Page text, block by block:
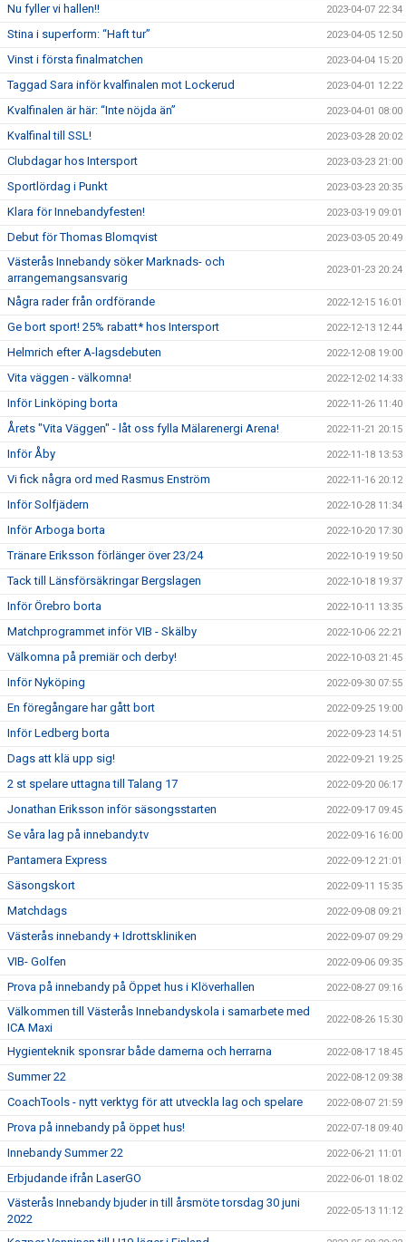
Nu fyller vi hallen!! 2023-04-07 22:34
Stina i superform: “Haft tur” 2023-04-05 12:50
Vinst i första finalmatchen 2023-04-04 15:20
Taggad Sara inför kvalfinalen mot Lockerud 2023-04-01 12:22
Kvalfinalen är här: “Inte nöjda än” 2023-04-01 08:00
Kvalfinal till SSL! 2023-03-28 20:02
Clubdagar hos Intersport 2023-03-23 21:00
Sportlördag i Punkt 2023-03-23 20:35
Klara för Innebandyfesten! 2023-03-19 09:01
Debut för Thomas Blomqvist 2023-03-05 20:49
Västerås Innebandy söker Marknads- och
arrangemangsansvarig
2023-01-23 20:24
Några rader från ordförande 2022-12-15 16:01
Ge bort sport! 25% rabatt* hos Intersport 2022-12-13 12:44
Helmrich efter A-lagsdebuten 2022-12-08 19:00
Vita väggen - välkomna! 2022-12-02 14:33
Inför Linköping borta 2022-11-26 11:40
Årets "Vita Väggen" - låt oss fylla Mälarenergi Arena! 2022-11-21 20:15
Inför Åby 2022-11-18 13:53
Vi fick några ord med Rasmus Enström 2022-11-16 20:12
Inför Solfjädern 2022-10-28 11:34
Inför Arboga borta 2022-10-20 17:30
Tränare Eriksson förlänger över 23/24 2022-10-19 19:50
Tack till Länsförsäkringar Bergslagen 2022-10-18 19:37
Inför Örebro borta 2022-10-11 13:35
Matchprogrammet inför VIB - Skälby 2022-10-06 22:21
Välkomna på premiär och derby! 2022-10-03 21:45
Inför Nyköping 2022-09-30 07:55
En föregångare har gått bort 2022-09-25 19:00
Inför Ledberg borta 2022-09-23 14:51
Dags att klä upp sig! 2022-09-21 19:25
2 st spelare uttagna till Talang 17 2022-09-20 06:17
Jonathan Eriksson inför säsongsstarten 2022-09-17 09:45
Se våra lag på innebandy.tv 2022-09-16 16:00
Pantamera Express 2022-09-12 21:01
Säsongskort 2022-09-11 15:35
Matchdags 2022-09-08 09:21
Västerås innebandy + Idrottskliniken 2022-09-07 09:29
VIB- Golfen 2022-09-06 09:35
Prova på innebandy på Öppet hus i Klöverhallen 2022-08-27 09:16
Välkommen till Västerås Innebandyskola i samarbete med
ICA Maxi
2022-08-26 15:30
Hygienteknik sponsrar både damerna och herrarna 2022-08-17 18:45
Summer 22 2022-08-12 09:38
CoachTools - nytt verktyg för att utveckla lag och spelare 2022-08-07 21:59
Prova på innebandy på öppet hus! 2022-07-18 09:40
Innebandy Summer 22 2022-06-21 11:01
Erbjudande ifrån LaserGO 2022-06-01 18:02
Västerås Innebandy bjuder in till årsmöte torsdag 30 juni
2022
2022-05-13 11:12